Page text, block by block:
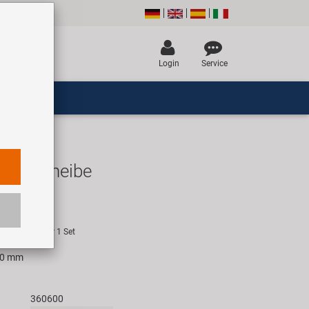
Login Service
für 1 Set
mm
360600